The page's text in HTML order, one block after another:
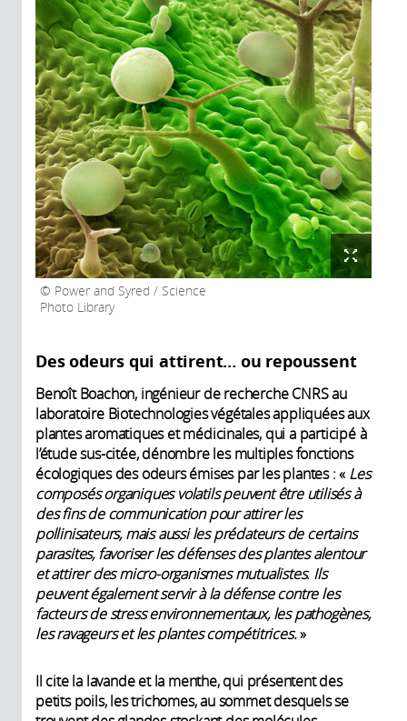
Power and Syred / Science
Photo Library
Des odeurs qui attirent… ou repoussent
Benoît Boachon, ingénieur de recherche CNRS au
laboratoire Biotechnologies végétales appliquées aux
plantes aromatiques et médicinales, qui a participé à
l’étude sus-citée, dénombre les multiples fonctions
écologiques des odeurs émises par les plantes : « Les
composés organiques volatils peuvent être utilisés à
des fins de communication pour attirer les
pollinisateurs, mais aussi les prédateurs de certains
parasites, favoriser les défenses des plantes alentour
et attirer des micro-organismes mutualistes. Ils
peuvent également servir à la défense contre les
facteurs de stress environnementaux, les pathogènes,
les ravageurs et les plantes compétitrices.»
Il cite la lavande et la menthe, qui présentent des
petits poils, les trichomes, au sommet desquels se